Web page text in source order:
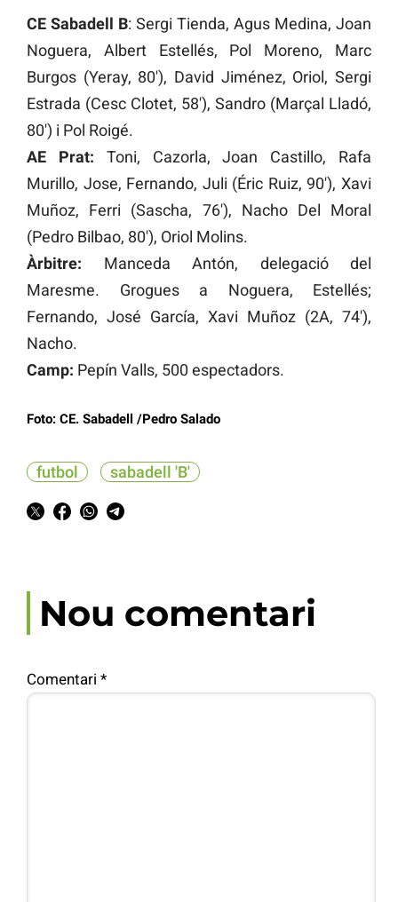
CE Sabadell B: Sergi Tienda, Agus Medina, Joan
Noguera, Albert Estellés, Pol Moreno, Marc
Burgos (Yeray, 80′), David Jiménez, Oriol, Sergi
Estrada (Cesc Clotet, 58′), Sandro (Marçal Lladó,
80′) i Pol Roigé.
AE Prat: Toni, Cazorla, Joan Castillo, Rafa
Murillo, Jose, Fernando, Juli (Éric Ruiz, 90′), Xavi
Muñoz, Ferri (Sascha, 76′), Nacho Del Moral
(Pedro Bilbao, 80′), Oriol Molins.
Àrbitre: Manceda Antón, delegació del
Maresme. Grogues a Noguera, Estellés;
Fernando, José García, Xavi Muñoz (2A, 74′),
Nacho.
Camp: Pepín Valls, 500 espectadors.
Foto: CE. Sabadell /Pedro Salado
futbol sabadell 'B'
Nou comentari
Comentari *